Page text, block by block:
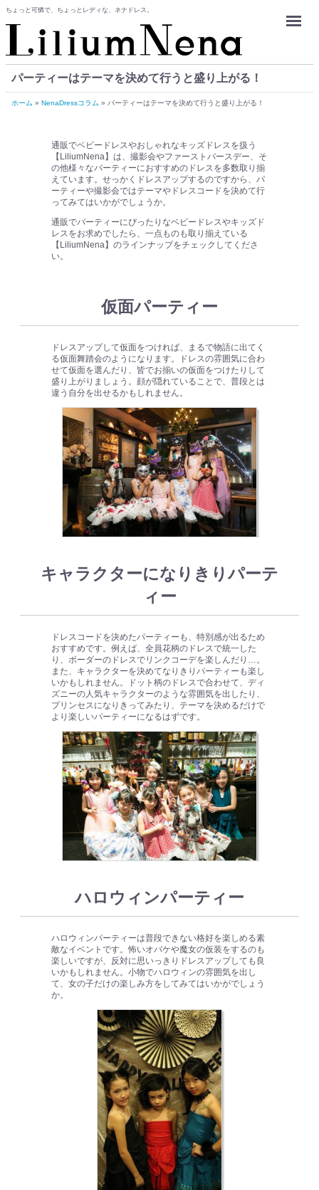
ちょっと可憐で、ちょっとレディな、ネナドレス。
パーティーはテーマを決めて行うと盛り上がる！
ホーム » NenaDressコラム » パーティーはテーマを決めて行うと盛り上がる！
通販でベビードレスやおしゃれなキッズドレスを扱う
【LiliumNena】は、 撮影会やファーストバースデー、そ
の他様々なパーティーにおすすめのドレスを多数取り揃
えています。せっかくドレスアップするのですから、パ
ーティーや撮影会ではテーマやドレスコードを決めて行
ってみてはいかがでしょうか。
通販でパーティーにぴったりなベビードレスやキッズド
レスをお求めでしたら、一点ものも取り揃えている
【LiliumNena】のラインナップをチェックしてくださ
い。
仮面パーティー
ドレスアップして仮面をつければ、まるで物語に出てく
る仮面舞踏会のようになります。ドレスの雰囲気に合わ
せて仮面を選んだり、皆でお揃いの仮面をつけたりして
盛り上がりましょう。顔が隠れていることで、普段とは
違う自分を出せるかもしれません。
キャラクターになりきりパーテ
ィー
ドレスコードを決めたパーティーも、特別感が出るため
おすすめです。例えば、全員花柄のドレスで統一した
り、ボーダーのドレスでリンクコーデを楽しんだり…。
また、キャラクターを決めてなりきりパーティーも楽し
いかもしれません。ドット柄のドレスで合わせて、ディ
ズニーの人気キャラクターのような雰囲気を出したり、
プリンセスになりきってみたり、テーマを決めるだけで
より楽しいパーティーになるはずです。
ハロウィンパーティー
ハロウィンパーティーは普段できない格好を楽しめる素
敵なイベントです。怖いオバケや魔女の仮装をするのも
楽しいですが、反対に思いっきりドレスアップしても良
いかもしれません。小物でハロウィンの雰囲気を出し
て、女の子だけの楽しみ方をしてみてはいかがでしょう
か。